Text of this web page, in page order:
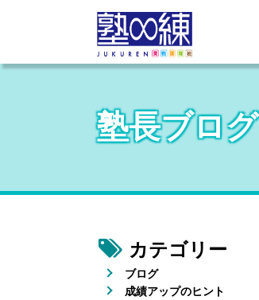
塾長ブログ
カテゴリー
ブログ
成績アップのヒント